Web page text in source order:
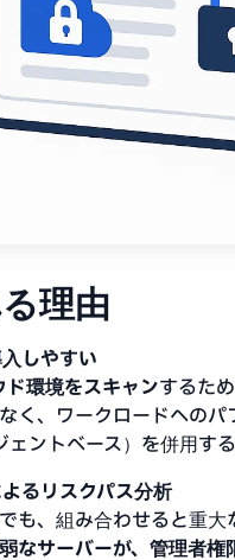
理由
しやすい
環境をスキャンするた
く、ワークロードへの
ントベース）を併用する
るリスクパス分析
も、組み合わせると重
なサーバーが、管理者権